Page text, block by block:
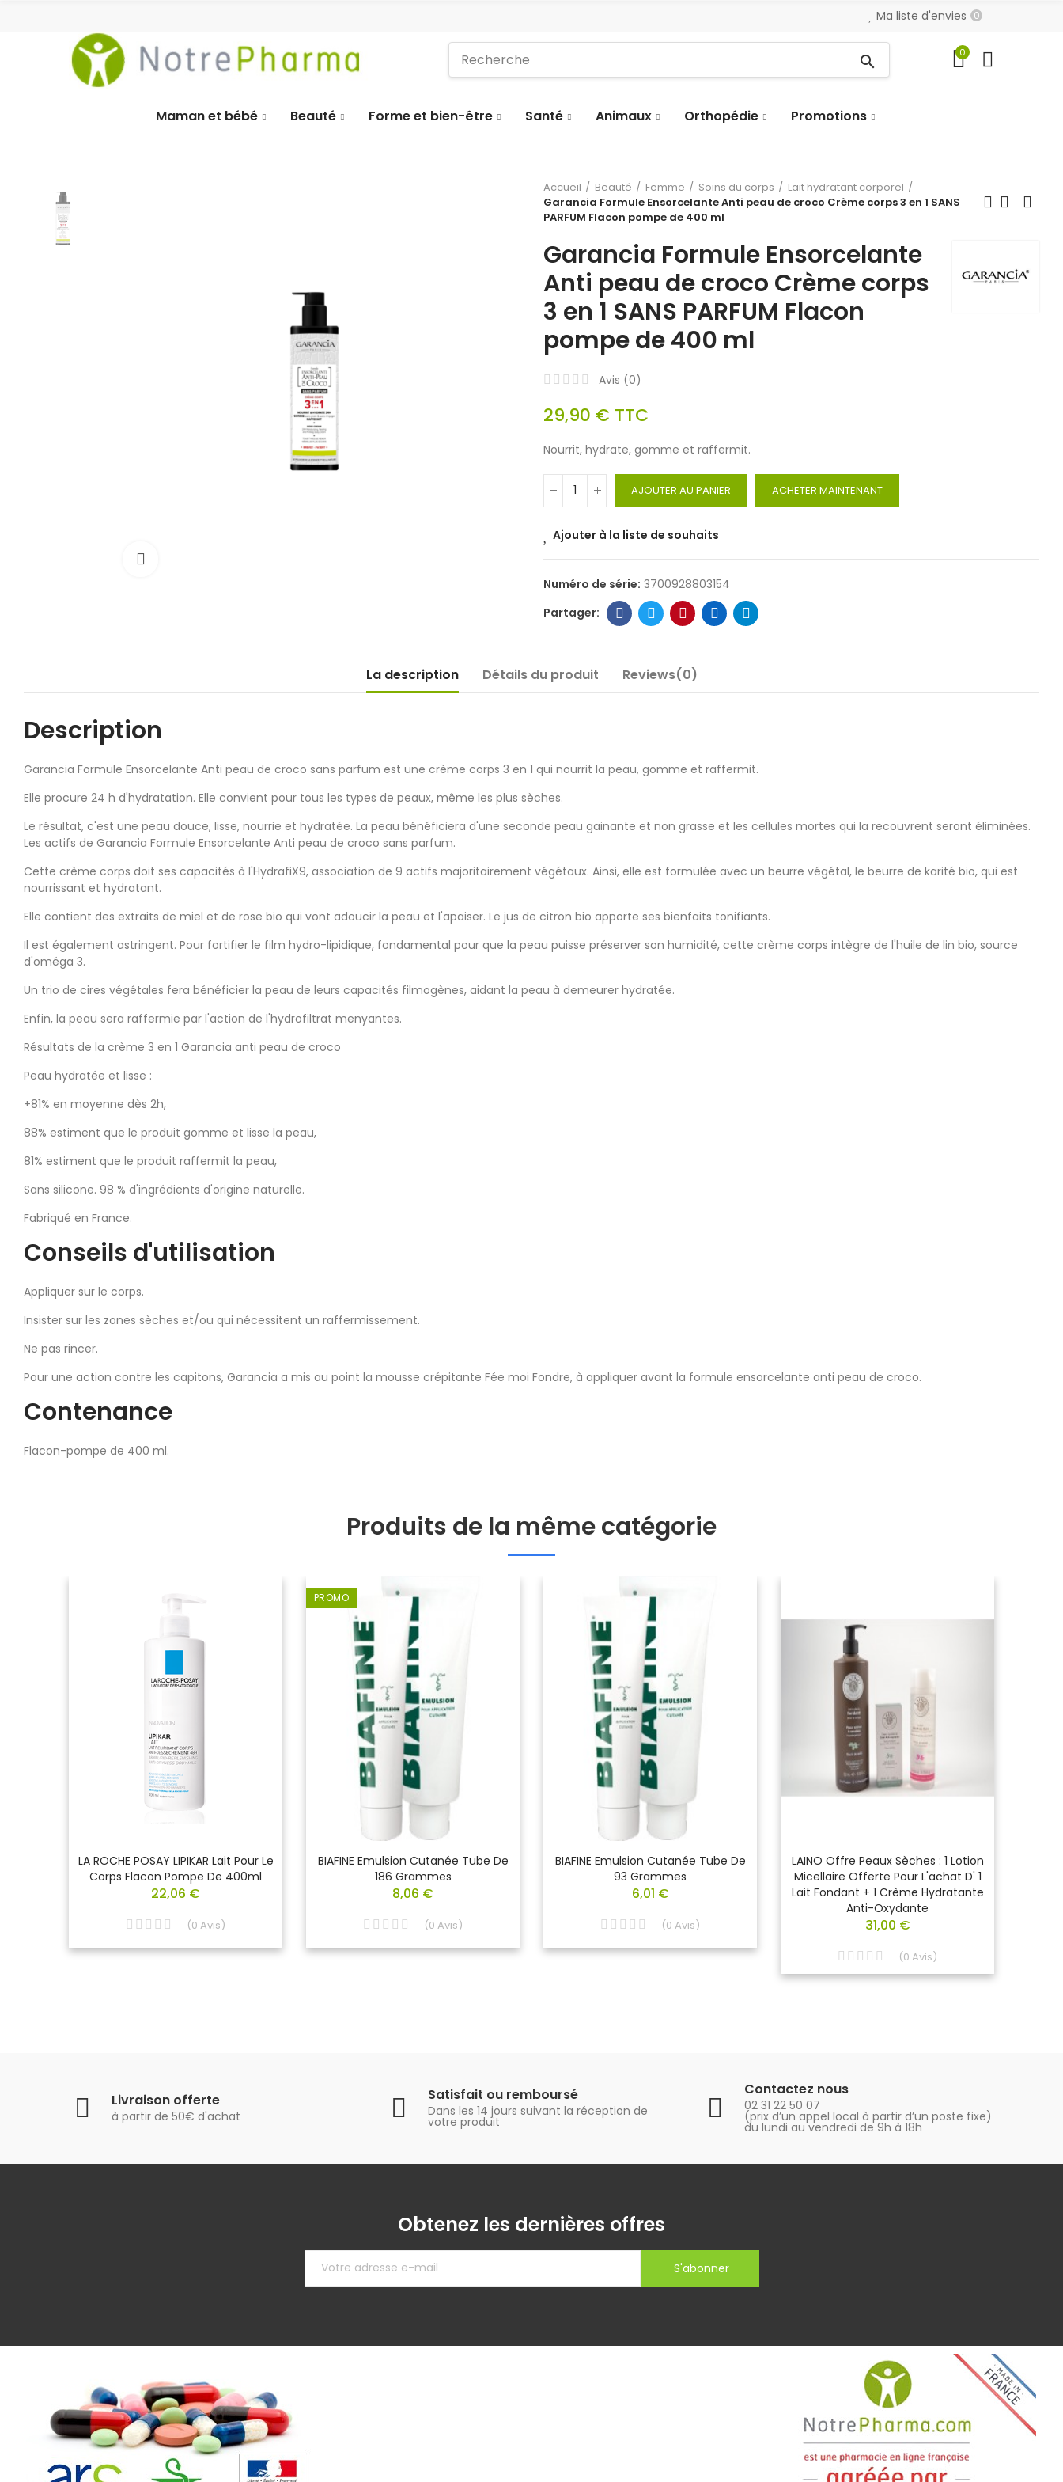
Ma liste d'envies 0
search 0
Maman et bébé Beauté Forme et bien-être Santé Animaux Orthopédie Promotions
Accueil Beauté Femme Soins du corps
Lait hydratant corporel
Garancia Formule Ensorcelante Anti peau de croco Crème corps 3 en 1 SANS
PARFUM Flacon pompe de 400 ml
Garancia Formule Ensorcelante
Anti peau de croco Crème corps
3 en 1 SANS PARFUM Flacon
pompe de 400 ml
Avis (0)
29,90 € TTC
Nourrit, hydrate, gomme et raffermit.
AJOUTER AU PANIER ACHETER MAINTENANT
Ajouter à la liste de souhaits
Numéro de série: 3700928803154
La description Détails du produit Reviews(0)
Description
Garancia Formule Ensorcelante Anti peau de croco sans parfum est une crème corps 3 en 1 qui nourrit la peau, gomme et raffermit.
Elle procure 24 h d'hydratation. Elle convient pour tous les types de peaux, même les plus sèches.
Le résultat, c'est une peau douce, lisse, nourrie et hydratée. La peau bénéficiera d'une seconde peau gainante et non grasse et les cellules mortes qui la recouvrent seront éliminées.
Les actifs de Garancia Formule Ensorcelante Anti peau de croco sans parfum.
Cette crème corps doit ses capacités à l'HydrafiX9, association de 9 actifs majoritairement végétaux. Ainsi, elle est formulée avec un beurre végétal, le beurre de karité bio, qui est
nourrissant et hydratant.
Elle contient des extraits de miel et de rose bio qui vont adoucir la peau et l'apaiser. Le jus de citron bio apporte ses bienfaits tonifiants.
Il est également astringent. Pour fortifier le film hydro-lipidique, fondamental pour que la peau puisse préserver son humidité, cette crème corps intègre de l'huile de lin bio, source
d'oméga 3.
Un trio de cires végétales fera bénéficier la peau de leurs capacités filmogènes, aidant la peau à demeurer hydratée.
Enfin, la peau sera raffermie par l'action de l'hydrofiltrat menyantes.
Résultats de la crème 3 en 1 Garancia anti peau de croco
Peau hydratée et lisse :
+81% en moyenne dès 2h,
88% estiment que le produit gomme et lisse la peau,
81% estiment que le produit raffermit la peau,
Sans silicone. 98 % d'ingrédients d'origine naturelle.
Fabriqué en France.
Conseils d'utilisation
Appliquer sur le corps.
Insister sur les zones sèches et/ou qui nécessitent un raffermissement.
Ne pas rincer.
Pour une action contre les capitons, Garancia a mis au point la mousse crépitante Fée moi Fondre, à appliquer avant la formule ensorcelante anti peau de croco.
Contenance
Flacon-pompe de 400 ml.
Produits de la même catégorie
LA ROCHE POSAY LIPIKAR Lait Pour Le
Corps Flacon Pompe De 400ml
22,06 €
(0 Avis)
PROMO
BIAFINE Emulsion Cutanée Tube De
186 Grammes
8,06 €
(0 Avis)
BIAFINE Emulsion Cutanée Tube De
93 Grammes
6,01 €
(0 Avis)
LAINO Offre Peaux Sèches : 1 Lotion
Micellaire Offerte Pour L'achat D' 1
Lait Fondant + 1 Crème Hydratante
Anti-Oxydante
31,00 €
(0 Avis)
Livraison offerte
à partir de 50€ d'achat
Satisfait ou remboursé
Dans les 14 jours suivant la réception de
votre produit
Contactez nous
02 31 22 50 07
(prix d’un appel local à partir d’un poste fixe)
du lundi au vendredi de 9h à 18h
Obtenez les dernières offres
S'abonner